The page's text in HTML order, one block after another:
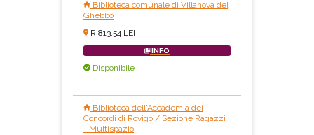
Biblioteca comunale di Villanova del
Ghebbo
R.813.54 LEI
INFO
Disponibile
Biblioteca dell'Accademia dei
Concordi di Rovigo / Sezione Ragazzi
- Multispazio